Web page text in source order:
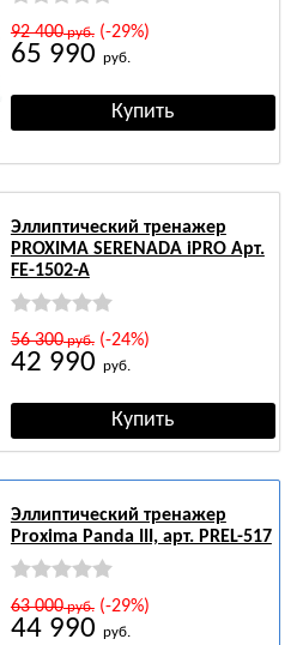
92 400руб.(-29%)
65 990 руб.
Эллиптический тренажер
PROXIMA SERENADA iPRO Арт.
FE-1502-A
56 300руб.(-24%)
42 990 руб.
Эллиптический тренажер
Proxima Panda III, арт. PREL-517
63 000руб.(-29%)
44 990 руб.